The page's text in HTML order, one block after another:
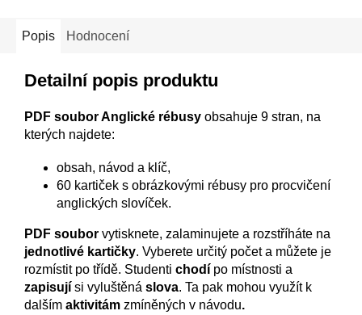
Popis Hodnocení
Detailní popis produktu
PDF soubor Anglické rébusy obsahuje 9 stran, na
kterých najdete:
obsah, návod a klíč,
60 kartiček s obrázkovými rébusy pro procvičení
anglických slovíček.
PDF soubor vytisknete, zalaminujete a rozstříháte na
jednotlivé kartičky. Vyberete určitý počet a můžete je
rozmístit po třídě. Studenti chodí po místnosti a
zapisují si vyluštěná slova. Ta pak mohou využít k
dalším aktivitám zmíněných v návodu.